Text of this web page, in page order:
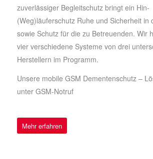
zuverlässiger Begleitschutz bringt ein Hin-
(Weg)läuferschutz Ruhe und Sicherheit in
sowie Schutz für die zu Betreuenden. Wir
vier verschiedene Systeme von drei
Herstellern im Programm.
Unsere mobile GSM Dementenschutz –
unter GSM-Notruf
Mehr erfahren